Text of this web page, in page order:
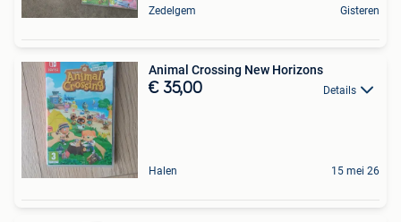
Zedelgem Gisteren
Animal Crossing New Horizons
€ 35,00 Details
Halen 15 mei 26